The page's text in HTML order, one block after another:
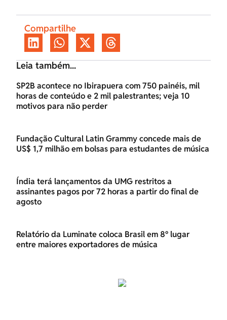
Compartilhe
Leia também...
SP2B acontece no Ibirapuera com 750 painéis, mil
horas de conteúdo e 2 mil palestrantes; veja 10
motivos para não perder
Fundação Cultural Latin Grammy concede mais de
US$ 1,7 milhão em bolsas para estudantes de música
Índia terá lançamentos da UMG restritos a
assinantes pagos por 72 horas a partir do final de
agosto
Relatório da Luminate coloca Brasil em 8º lugar
entre maiores exportadores de música